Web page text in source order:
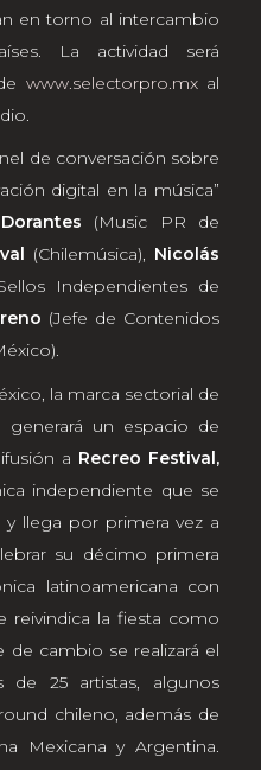
en torno al intercambio
La actividad será
www.selectorpro.mxal
de conversación sobre
digital en la música”
(Music PR de
(Chilemúsica), Nicolás
Independientes de
(Jefe de Contenidos
la marca sectorial de
un espacio de
a Recreo Festival,
independiente que se
llega por primera vez a
su décimo primera
latinoamericana con
reivindica la fiesta como
cambio se realizará el
de 25 artistas, algunos
chileno, además de
Mexicana y Argentina.